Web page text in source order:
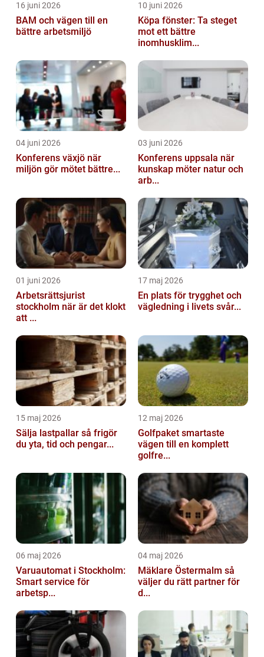
16 juni 2026
BAM och vägen till en
bättre arbetsmiljö
10 juni 2026
Köpa fönster: Ta steget
mot ett bättre
inomhusklim...
04 juni 2026
Konferens växjö när
miljön gör mötet bättre...
03 juni 2026
Konferens uppsala när
kunskap möter natur och
arb...
01 juni 2026
Arbetsrättsjurist
stockholm när är det klokt
att ...
17 maj 2026
En plats för trygghet och
vägledning i livets svår...
15 maj 2026
Sälja lastpallar så frigör
du yta, tid och pengar...
12 maj 2026
Golfpaket smartaste
vägen till en komplett
golfre...
06 maj 2026
Varuautomat i Stockholm:
Smart service för
arbetsp...
04 maj 2026
Mäklare Östermalm så
väljer du rätt partner för
d...